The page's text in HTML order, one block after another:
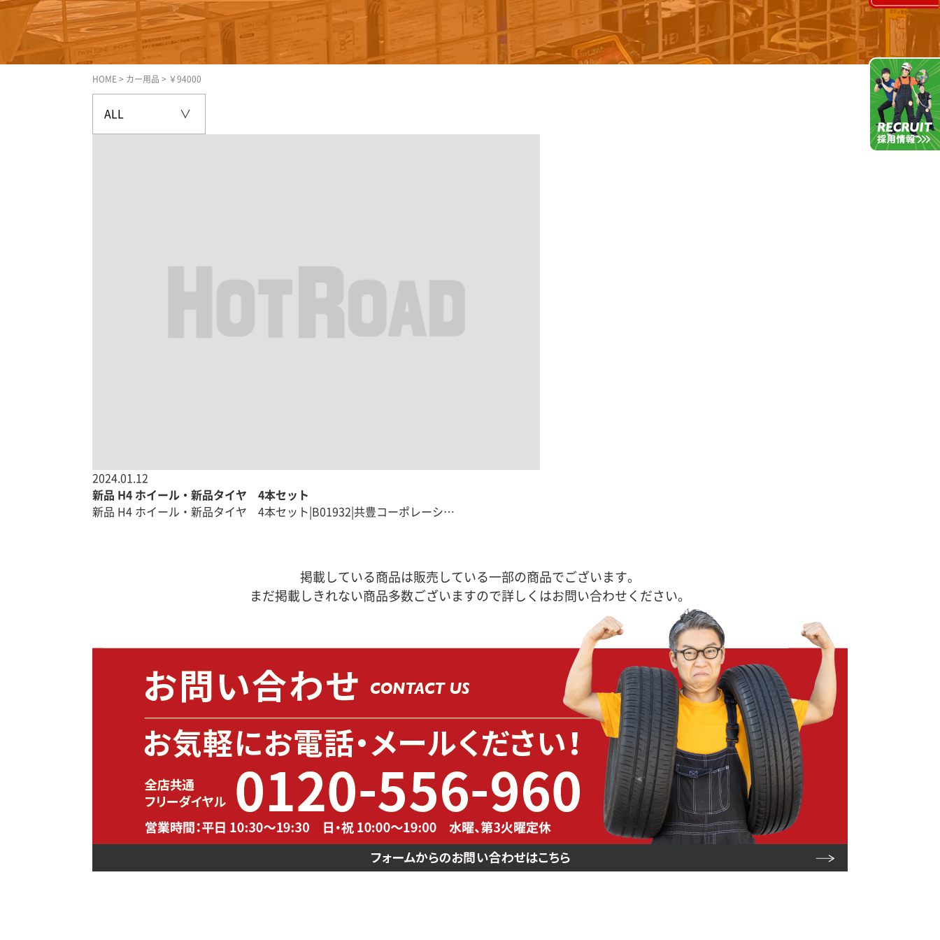
HOME > カー用品 > ￥94000
2024.01.12
新品 H4 ホイール・新品タイヤ 4本セット
新品 H4 ホイール・新品タイヤ 4本セット|B01932|共豊コーポレーシ…
掲載している商品は販売している一部の商品でございます。
まだ掲載しきれない商品多数ございますので詳しくはお問い合わせください。